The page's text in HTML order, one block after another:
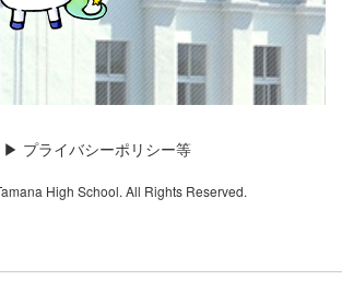
▶︎ プライバシーポリシー等
High School. All Rights Reserved.